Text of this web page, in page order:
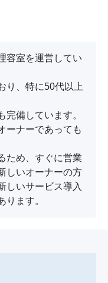
容室を運営してい
り、特に50代以上
完備しています。
ーナーであっても
ため、すぐに営業
しいオーナーの方
しいサービス導入
ります。